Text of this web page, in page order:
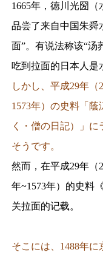
1665年，徳川光圀（
品尝了来自中国朱舜
面”。有说法称该“汤
吃到拉面的日本人是
しかし、平成29年（
1573年）の史料「
く・僧の日記）」
そうです。
然而，在平成29年（
年~1573年）的史料
关拉面的记载。
そこには、1488年